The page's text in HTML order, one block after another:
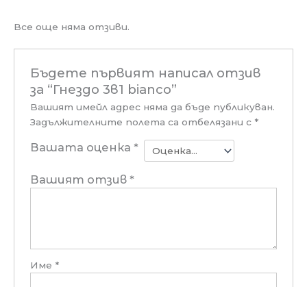
Все още няма отзиви.
Бъдете първият написал отзив
за “Гнездо 3в1 bianco”
Вашият имейл адрес няма да бъде публикуван.
Задължителните полета са отбелязани с *
Вашата оценка *
Вашият отзив *
Име *